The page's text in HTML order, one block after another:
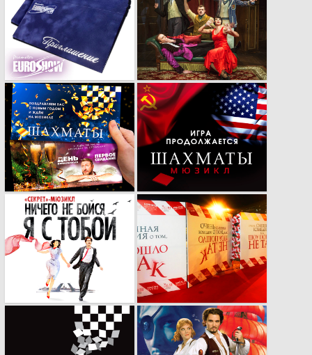
Конверты из
бархатной тёмно-
синей бумаги с
серебряным
тиснением
Рекламный ролик
спектакля «Самая
смешная комедия о
том, как ШОУ
ПОШЛО НЕ ТАК».
Новогодняя
адаптация кей-
вижуалов мюзиклов
для сувенирной
полиграфии
Новый кей-вижуал
мюзикла
«Шахматы»
Кей-вижуал нового
мюзикла от
компании «Бродвей
Москва».
Оформление
премьеры спектакля
«Очень смешная
комедия о том, как
ШОУ ПОШЛО НЕ
ТАК»
Рекламная кампания
Герои восточной